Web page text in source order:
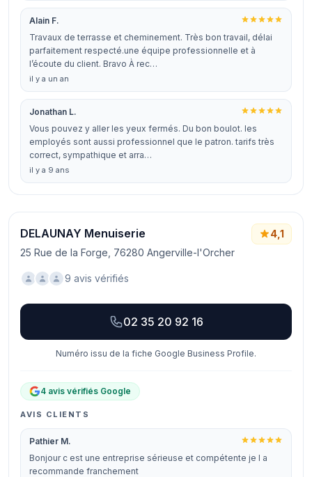
Alain F.
Travaux de terrasse et cheminement. Très bon travail, délai
parfaitement respecté.une équipe professionnelle et à
l’écoute du client. Bravo À rec…
il y a un an
Jonathan L.
Vous pouvez y aller les yeux fermés. Du bon boulot. les
employés sont aussi professionnel que le patron. tarifs très
correct, sympathique et arra…
il y a 9 ans
DELAUNAY Menuiserie
25 Rue de la Forge, 76280 Angerville-l'Orcher
4,1
9 avis vérifiés
02 35 20 92 16
Numéro issu de la fiche Google Business Profile.
4 avis vérifiés Google
AVIS CLIENTS
Pathier M.
Bonjour c est une entreprise sérieuse et compétente je l a
recommande franchement